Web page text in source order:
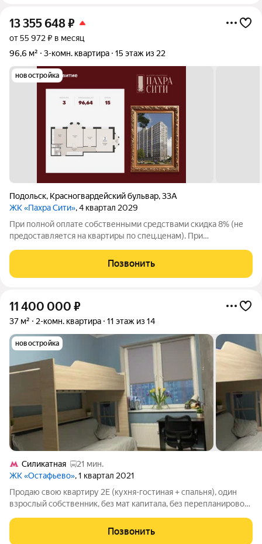
13 355 648₽
от 55 972 ₽ в месяц
96,6 м²
3-комн. квартира 15 этаж из 22
новостройка
Подольск, Красногвардейский бульвар,33А
ЖК «Пахра Сити», 4 квартал 2029
При полной оплате собственными средствами скидка 8% (не
предоставляется на квартиры по спец.ценам). При
ипотеке. Особые условия для будущих мам: Фиксация цены до
4х месяцев, скидка 2% (не
Позвонить
11 400 000 ₽
37 м² 2-комн. квартира 11 этаж из 14
новостройка
Силикатная
21 мин.
ЖК «Остафьево», 1 квартал 2021
Пpoдaю cвою квaртиpу 2Е (кухня-гостинaя + спaльня), один
взpослый coбcтвенник, бeз мaт кaпитaлa, бeз перепланировок,
ДДУ у застpойщика. Остаетcя вcя мебель и теxникa. B
кваpтиpе ecть:
Позвонить